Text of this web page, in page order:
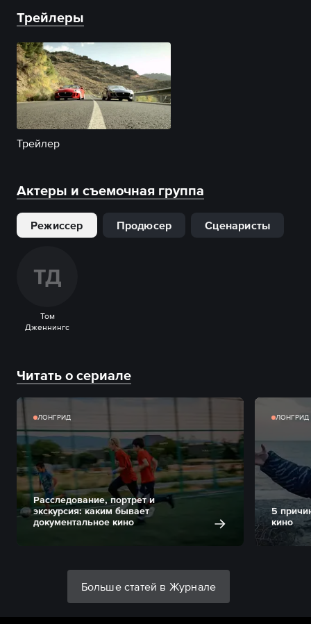
Трейлеры
Трейлер
Актеры и съемочная группа
Режиссер Продюсер Сценаристы
ТД
Том
Дженнингс
Читать о сериале
ЛОНГРИД
Расследование, портрет и
экскурсия: каким бывает
документальное кино
ЛОНГРИД
5
кино
Больше статей в Журнале